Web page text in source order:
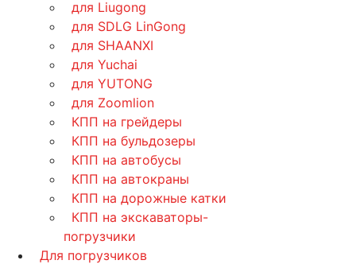
для Liugong
для SDLG LinGong
для SHAANXI
для Yuchai
для YUTONG
для Zoomlion
КПП на грейдеры
КПП на бульдозеры
КПП на автобусы
КПП на автокраны
КПП на дорожные катки
КПП на экскаваторы-
погрузчики
Для погрузчиков